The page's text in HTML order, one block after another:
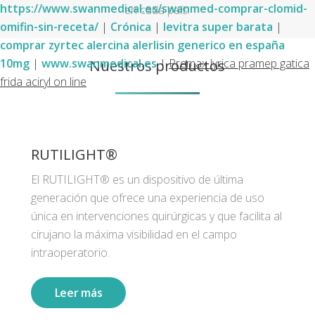
https://www.swanmedical.es/swanmed-comprar-clomid-
omifin-sin-receta/ | Crónica | levitra super barata |
comprar zyrtec alercina alerlisin generico en españa
10mg | www.swanmedical.es|Premax lyrica pramep gatica
frida aciryl on line
en cada país.
Nuestros productos
RUTILIGHT®
El RUTILIGHT® es un dispositivo de última
generación que ofrece una experiencia de uso
única en intervenciones quirúrgicas y que facilita al
cirujano la máxima visibilidad en el campo
intraoperatorio.
Leer más